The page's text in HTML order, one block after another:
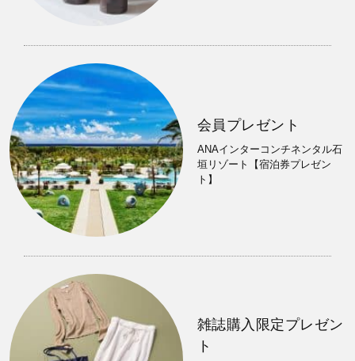
会員プレゼント
ANAインターコンチネンタル石
垣リゾート【宿泊券プレゼン
ト】
雑誌購入限定プレゼン
ト